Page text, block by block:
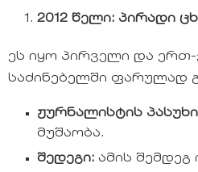
2012 წელი: პირადი
ეს იყო პირველი და
საძინებელში ფარულად
ჟურნალისტის
მუშაობა.
შედეგი: ამის